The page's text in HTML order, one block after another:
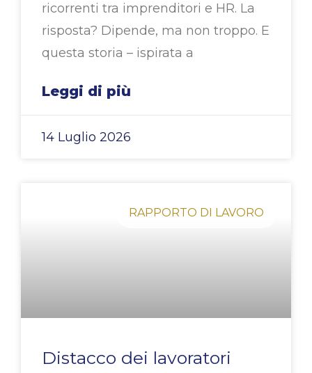
ricorrenti tra imprenditori e HR. La
risposta? Dipende, ma non troppo. E
questa storia – ispirata a
Leggi di più
14 Luglio 2026
RAPPORTO DI LAVORO
Distacco dei lavoratori